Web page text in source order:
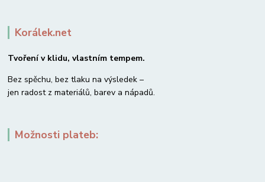
Korálek.net
Tvoření v klidu, vlastním tempem.
Bez spěchu, bez tlaku na výsledek –
jen radost z materiálů, barev a nápadů.
Možnosti plateb: